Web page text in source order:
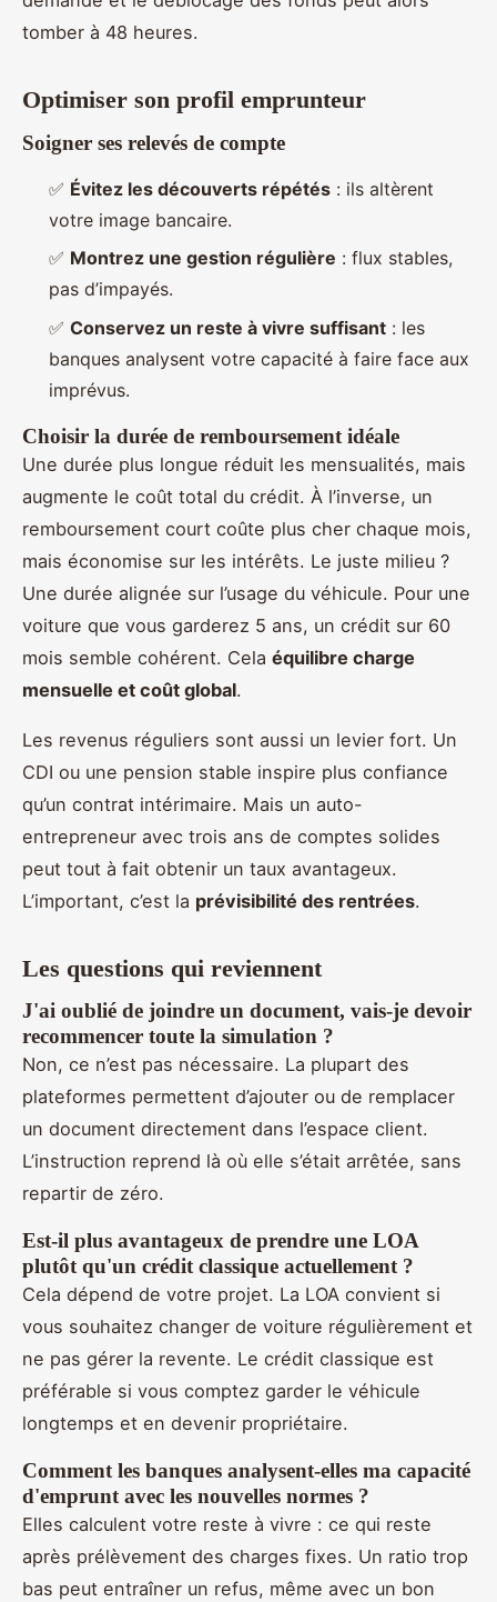
tomber à 48 heures.
Optimiser son profil emprunteur
Soigner ses relevés de compte
✅ Évitez les découverts répétés : ils altèrent
votre image bancaire.
✅ Montrez une gestion régulière : flux stables,
pas d’impayés.
✅ Conservez un reste à vivre suffisant : les
banques analysent votre capacité à faire face aux
imprévus.
Choisir la durée de remboursement idéale
Une durée plus longue réduit les mensualités, mais
augmente le coût total du crédit. À l’inverse, un
remboursement court coûte plus cher chaque mois,
mais économise sur les intérêts. Le juste milieu ?
Une durée alignée sur l’usage du véhicule. Pour une
voiture que vous garderez 5 ans, un crédit sur 60
mois semble cohérent. Cela équilibre charge
mensuelle et coût global.
Les revenus réguliers sont aussi un levier fort. Un
CDI ou une pension stable inspire plus confiance
qu’un contrat intérimaire. Mais un auto-
entrepreneur avec trois ans de comptes solides
peut tout à fait obtenir un taux avantageux.
L’important, c’est la prévisibilité des rentrées.
Les questions qui reviennent
J'ai oublié de joindre un document, vais-je devoir
recommencer toute la simulation ?
Non, ce n’est pas nécessaire. La plupart des
plateformes permettent d’ajouter ou de remplacer
un document directement dans l’espace client.
L’instruction reprend là où elle s’était arrêtée, sans
repartir de zéro.
Est-il plus avantageux de prendre une LOA
plutôt qu'un crédit classique actuellement ?
Cela dépend de votre projet. La LOA convient si
vous souhaitez changer de voiture régulièrement et
ne pas gérer la revente. Le crédit classique est
préférable si vous comptez garder le véhicule
longtemps et en devenir propriétaire.
Comment les banques analysent-elles ma capacité
d'emprunt avec les nouvelles normes ?
Elles calculent votre reste à vivre : ce qui reste
après prélèvement des charges fixes. Un ratio trop
bas peut entraîner un refus, même avec un bon